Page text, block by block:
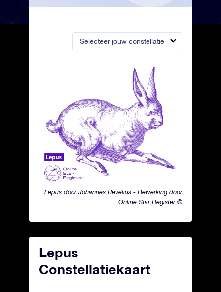
Selecteer jouw constellatie
Lepus door Johannes Hevelius - Bewerking door
Online Star Register ©
Lepus
Constellatiekaart